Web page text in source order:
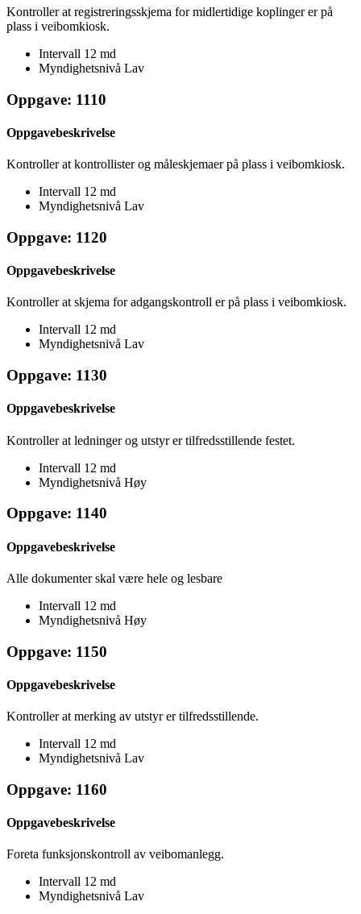
Kontroller at registreringsskjema for midlertidige koplinger er på
plass i veibomkiosk.
Intervall 12 md
Myndighetsnivå Lav
Oppgave: 1110
Oppgavebeskrivelse
Kontroller at kontrollister og måleskjemaer på plass i veibomkiosk.
Intervall 12 md
Myndighetsnivå Lav
Oppgave: 1120
Oppgavebeskrivelse
Kontroller at skjema for adgangskontroll er på plass i veibomkiosk.
Intervall 12 md
Myndighetsnivå Lav
Oppgave: 1130
Oppgavebeskrivelse
Kontroller at ledninger og utstyr er tilfredsstillende festet.
Intervall 12 md
Myndighetsnivå Høy
Oppgave: 1140
Oppgavebeskrivelse
Alle dokumenter skal være hele og lesbare
Intervall 12 md
Myndighetsnivå Høy
Oppgave: 1150
Oppgavebeskrivelse
Kontroller at merking av utstyr er tilfredsstillende.
Intervall 12 md
Myndighetsnivå Lav
Oppgave: 1160
Oppgavebeskrivelse
Foreta funksjonskontroll av veibomanlegg.
Intervall 12 md
Myndighetsnivå Lav